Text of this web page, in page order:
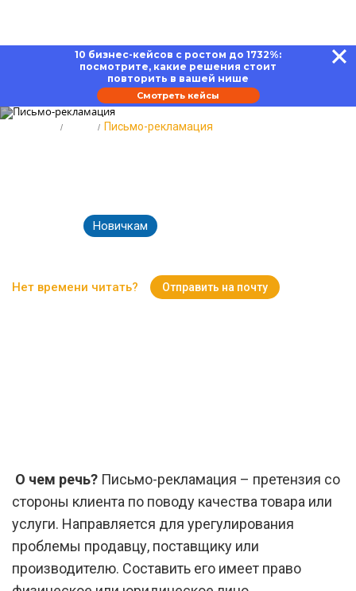
10 бизнес-кейсов с ростом до 1732%:
посмотрите, какие решения стоит
повторить в вашей нише
Смотреть кейсы
Письмо-рекламация
Новичкам
Нет времени читать? Отправить на почту
О чем речь? Письмо-рекламация – претензия со
стороны клиента по поводу качества товара или
услуги. Направляется для урегулирования
проблемы продавцу, поставщику или
производителю. Составить его имеет право